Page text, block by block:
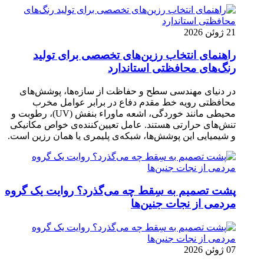
21 ژوئن 2026
راهنمای انتخاب رزین‌های تخصصی برای تولید
رنگ‌های محافظتی استاندارد
در دنیای مهندسی سطح و حفاظت از سازه‌ها، پوشش‌های
محافظتی رویه خط مقدم دفاع در برابر عوامل مخرب
محیطی مانند خوردگی، اشعه ماوراء بنفش (UV)، رطوبت و
تنش‌های حرارتی هستند. عامل تعیین‌کننده‌ی خواص مکانیکی
و شیمیایی این پوشش‌ها، شبکه‌ی پلیمری یا همان رزین است.
پشت تصمیم به سِقط چه می‌گذرد؟ روایت یک گروه
مردمی از نجات جنین‌ها
07 ژوئن 2026